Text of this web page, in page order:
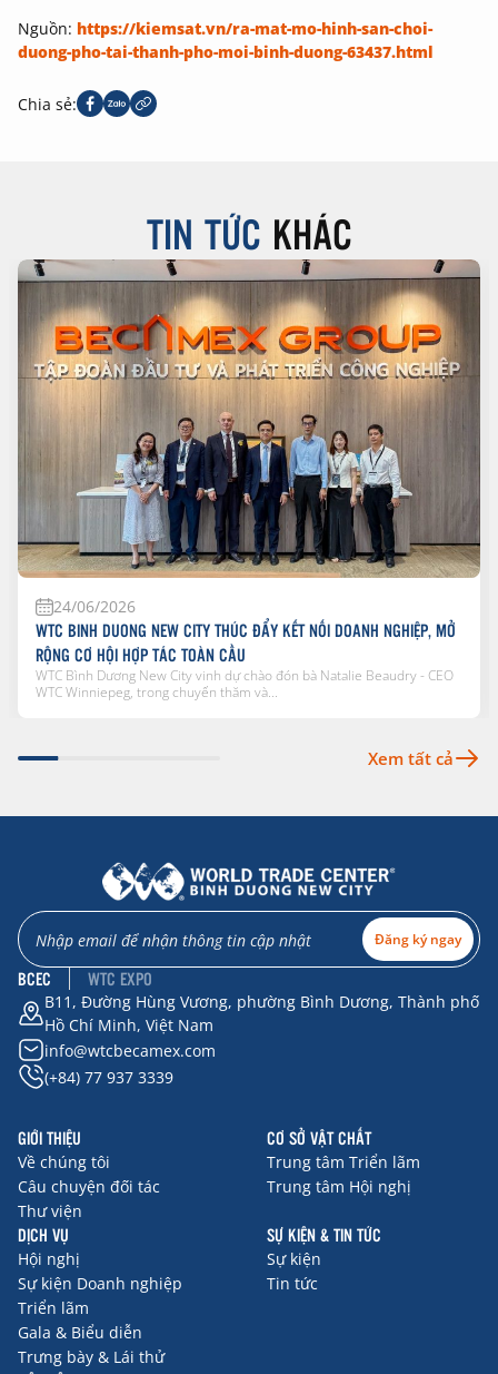
Nguồn: https://kiemsat.vn/ra-mat-mo-hinh-san-choi-
duong-pho-tai-thanh-pho-moi-binh-duong-63437.html
Chia sẻ:
TIN TỨC KHÁC
24/06/2026
WTC BINH DUONG NEW CITY THÚC ĐẨY KẾT NỐI DOANH NGHIỆP, MỞ
RỘNG CƠ HỘI HỢP TÁC TOÀN CẦU
WTC Bình Dương New City vinh dự chào đón bà Natalie Beaudry - CEO
WTC Winniepeg, trong chuyến thăm và...
Xem tất cả
Đăng ký ngay
BCEC WTC EXPO
B11, Đường Hùng Vương, phường Bình Dương, Thành phố
Hồ Chí Minh, Việt Nam
info@wtcbecamex.com
(+84) 77 937 3339
GIỚI THIỆU
Về chúng tôi
Câu chuyện đối tác
Thư viện
CƠ SỞ VẬT CHẤT
Trung tâm Triển lãm
Trung tâm Hội nghị
DỊCH VỤ
Hội nghị
Sự kiện Doanh nghiệp
Triển lãm
Gala & Biểu diễn
Trưng bày & Lái thử
SỰ KIỆN & TIN TỨC
Sự kiện
Tin tức